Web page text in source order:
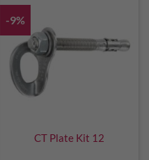
-9%
CT Plate Kit 12